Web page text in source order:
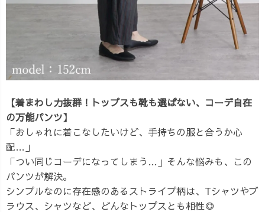
【着まわし力抜群！トップスも靴も選ばない、コーデ自在
の万能パンツ】
「おしゃれに着こなしたいけど、手持ちの服と合うか心
配…」
「つい同じコーデになってしまう…」そんな悩みも、この
パンツが解決。
シンプルなのに存在感のあるストライプ柄は、Tシャツやブ
ラウス、シャツなど、どんなトップスとも相性◎